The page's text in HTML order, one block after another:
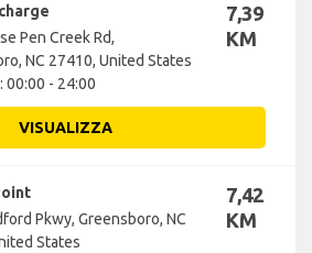
Pen Creek Rd,
NC 27410, United States
00:00 - 24:00
7,39
KM
VISUALIZZA
Pkwy, Greensboro, NC
States
7,42
KM